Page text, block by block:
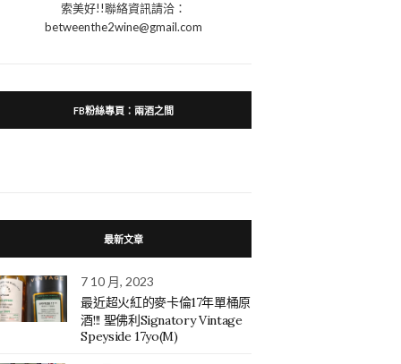
索美好!!聯絡資訊請洽：
betweenthe2wine@gmail.com
FB粉絲專頁：兩酒之間
最新文章
7 10 月, 2023
最近超火紅的麥卡倫17年單桶原
酒!!! 聖佛利Signatory Vintage
Speyside 17yo(M)